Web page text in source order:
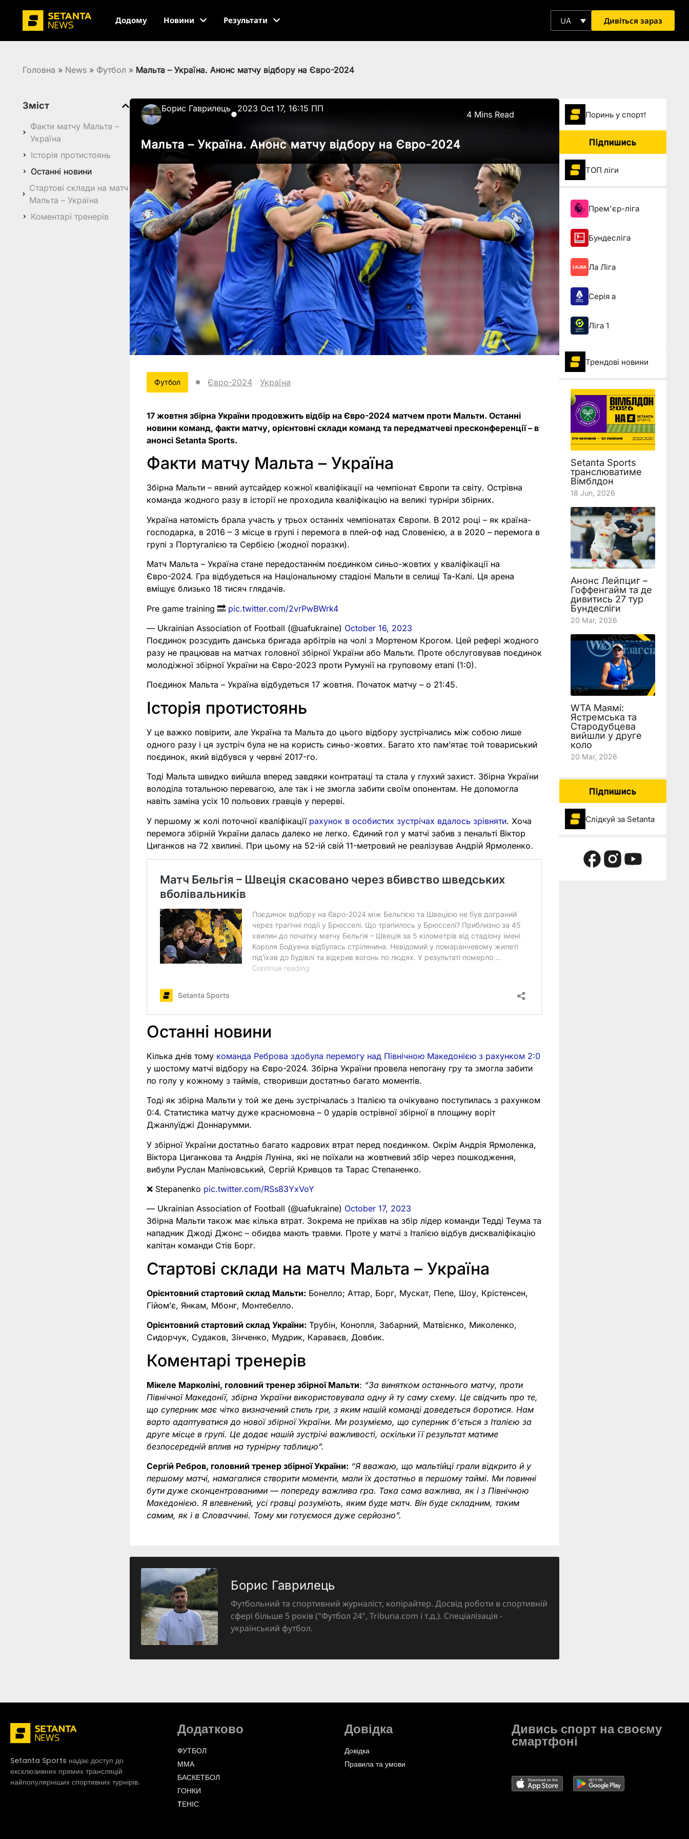
Додому Новини Результати UA Дивіться зараз
Головна » News » Футбол » Мальта – Україна. Анонс матчу відбору на Євро-2024
Зміст
Факти матчу Мальта –
Україна
Історія протистоянь
Останні новини
Стартові склади на матч
Мальта – Україна
Коментарі тренерів
Борис Гаврилець
●
2023 Oct 17, 16:15 ПП
4 Mins Read
Мальта – Україна. Анонс матчу відбору на Євро-2024
Футбол Євро-2024 Україна
17 жовтня збірна України продовжить відбір на Євро-2024 матчем проти Мальти. Останні
новини команд, факти матчу, орієнтовні склади команд та передматчеві пресконференції – в
анонсі Setanta Sports.
Факти матчу Мальта – Україна
Збірна Мальти – явний аутсайдер кожної кваліфікації на чемпіонат Європи та світу. Острівна
команда жодного разу в історії не проходила кваліфікацію на великі турніри збірних.
Україна натомість брала участь у трьох останніх чемпіонатах Європи. В 2012 році – як країна-
господарка, в 2016 – 3 місце в групі і перемога в плей-оф над Словенією, а в 2020 – перемога в
групі з Португалією та Сербією (жодної поразки).
Матч Мальта – Україна стане передостаннім поєдинком синьо-жовтих у кваліфікації на
Євро-2024. Гра відбудеться на Національному стадіоні Мальти в селищі Та-Калі. Ця арена
вміщує близько 18 тисяч глядачів.
Pre game training 🔜 pic.twitter.com/2vrPwBWrk4
— Ukrainian Association of Football (@uafukraine) October 16, 2023
Поєдинок розсудить данська бригада арбітрів на чолі з Мортеном Крогом. Цей рефері жодного
разу не працював на матчах головної збірної України або Мальти. Проте обслуговував поєдинок
молодіжної збірної України на Євро-2023 проти Румунії на груповому етапі (1:0).
Поєдинок Мальта – Україна відбудеться 17 жовтня. Початок матчу – о 21:45.
Історія протистоянь
У це важко повірити, але Україна та Мальта до цього відбору зустрічались між собою лише
одного разу і ця зустріч була не на користь синьо-жовтих. Багато хто пам’ятає той товариський
поєдинок, який відбувся у червні 2017-го.
Тоді Мальта швидко вийшла вперед завдяки контратаці та стала у глухий захист. Збірна України
володіла тотальною перевагою, але так і не змогла забити своїм опонентам. Не допомогла
навіть заміна усіх 10 польових гравців у перерві.
У першому ж колі поточної кваліфікації рахунок в особистих зустрічах вдалось зрівняти. Хоча
перемога збірній України далась далеко не легко. Єдиний гол у матчі забив з пенальті Віктор
Циганков на 72 хвилині. При цьому на 52-ій свій 11-метровий не реалізував Андрій Ярмоленко.
Останні новини
Кілька днів тому команда Реброва здобула перемогу над Північною Македонією з рахунком 2:0
у шостому матчі відбору на Євро-2024. Збірна України провела непогану гру та змогла забити
по голу у кожному з таймів, створивши достатньо багато моментів.
Тоді як збірна Мальти у той же день зустрічалась з Італією та очікувано поступилась з рахунком
0:4. Статистика матчу дуже красномовна – 0 ударів острівної збірної в площину воріт
Джанлуїджі Доннарумми.
У збірної України достатньо багато кадрових втрат перед поєдинком. Окрім Андрія Ярмоленка,
Віктора Циганкова та Андрія Луніна, які не поїхали на жовтневий збір через пошкодження,
вибули Руслан Маліновський, Сергій Кривцов та Тарас Степаненко.
❌ Stepanenko pic.twitter.com/RSs83YxVoY
— Ukrainian Association of Football (@uafukraine) October 17, 2023
Збірна Мальти також має кілька втрат. Зокрема не приїхав на збір лідер команди Тедді Теума та
нападник Джоді Джонс – обидва мають травми. Проте у матчі з Італією відбув дискваліфікацію
капітан команди Стів Борг.
Стартові склади на матч Мальта – Україна
Орієнтовний стартовий склад Мальти: Бонелло; Аттар, Борг, Мускат, Пепе, Шоу, Крістенсен,
Гійом’є, Янкам, Мбонг, Монтебелло.
Орієнтовний стартовий склад України: Трубін, Конопля, Забарний, Матвієнко, Миколенко,
Сидорчук, Судаков, Зінченко, Мудрик, Караваєв, Довбик.
Коментарі тренерів
Мікеле Марколіні, головний тренер збірної Мальти: “За винятком останнього матчу, проти
Північної Македонії, збірна України використовувала одну й ту саму схему. Це свідчить про те,
що суперник має чітко визначений стиль гри, з яким нашій команді доведеться боротися. Нам
варто адаптуватися до нової збірної України. Ми розуміємо, що суперник б’ється з Італією за
друге місце в групі. Це додає нашій зустрічі важливості, оскільки її результат матиме
безпосередній вплив на турнірну таблицю”.
Сергій Ребров, головний тренер збірної України: “Я вважаю, що мальтійці грали відкрито й у
першому матчі, намагалися створити моменти, мали їх достатньо в першому таймі. Ми повинні
бути дуже сконцентрованими — попереду важлива гра. Така сама важлива, як і з Північною
Македонією. Я впевнений, усі гравці розуміють, яким буде матч. Він буде складним, таким
самим, як і в Словаччині. Тому ми готуємося дуже серйозно”.
Борис Гаврилець
Футбольний та спортивний журналіст, копірайтер. Досвід роботи в спортивній
сфері більше 5 років ("Футбол 24", Tribuna.com і т.д.). Спеціалізація -
український футбол.
Поринь у спорт!
Підпишись
ТОП ліги
Прем'єр-ліга
Бундесліга
Ла Ліга
Серія а
Ліга 1
Трендові новини
Setanta Sports
транслюватиме
Вімблдон
18 Jun, 2026
Анонс Лейпциг –
Гоффенгайм та де
дивитись 27 тур
Бундесліги
20 Mar, 2026
WTA Маямі:
Ястремська та
Стародубцева
вийшли у друге
коло
20 Mar, 2026
Підпишись
Слідкуй за Setanta
Setanta Sports надає доступ до
ексклюзивних прямих трансляцій
найпопулярніших спортивних турнірів.
Додатково
ФУТБОЛ
ММА
БАСКЕТБОЛ
ГОНКИ
TЕНІС
Довідка
Довідка
Правила та умови
Дивись спорт на своєму
смартфоні